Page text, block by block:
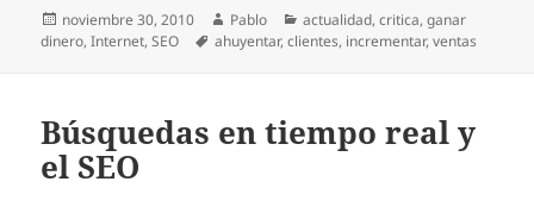
Publicado
el
noviembre 30, 2010 Autor
Pablo Categorías
actualidad,critica,ganar
dinero,Internet,SEO Etiquetas
ahuyentar,clientes, incrementar,ventas
Búsquedas en tiempo real y
el SEO